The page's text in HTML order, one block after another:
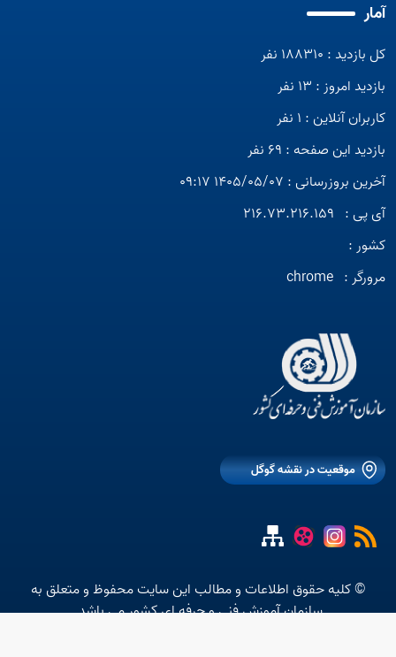
آمار
کل بازدید : 188310 نفر
بازدید امروز : 13 نفر
کاربران آنلاین : 1 نفر
بازدید این صفحه : 69 نفر
آخرین بروزرسانی : 1405/05/07 09:17
آی پی : 216.73.216.159
کشور :
مرورگر : chrome
موقعیت در نقشه گوگل
© کلیه حقوق اطلاعات و مطالب این سایت محفوظ و متعلق به
سازمان آموزش فنی و حرفه ای کشور می باشد.